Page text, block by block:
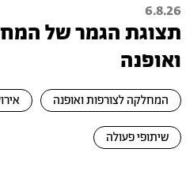
6.8.26
תצוגת הגמר של
ואופנה
המחלקה לצורפות ואופנה
שיתופי פעולה